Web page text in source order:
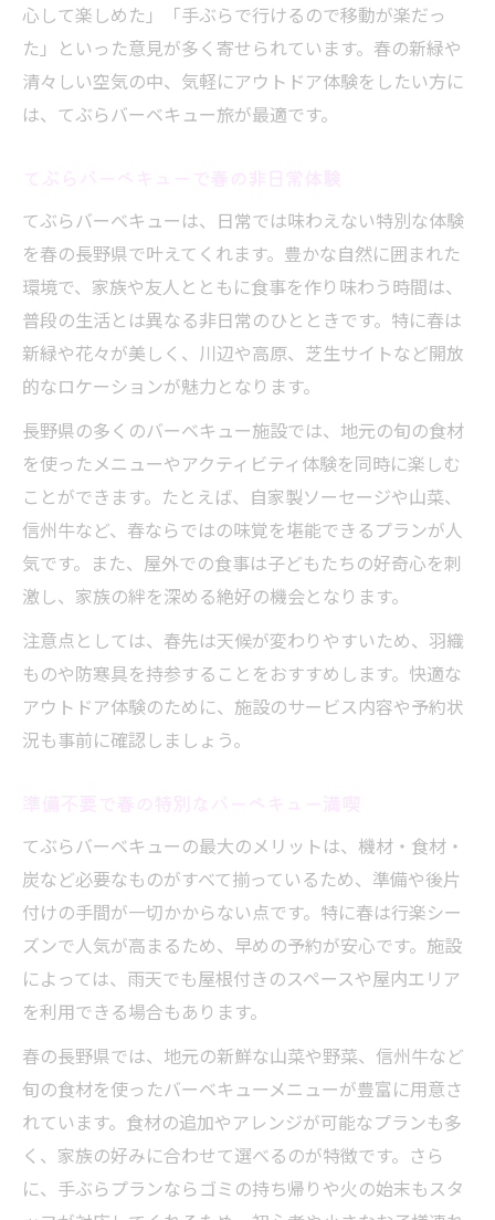
心して楽しめた」「手ぶらで行けるので移動が楽だっ
た」といった意見が多く寄せられています。春の新緑や
清々しい空気の中、気軽にアウトドア体験をしたい方に
は、てぶらバーベキュー旅が最適です。
てぶらバーベキューは、日常では味わえない特別な体験
を春の長野県で叶えてくれます。豊かな自然に囲まれた
環境で、家族や友人とともに食事を作り味わう時間は、
普段の生活とは異なる非日常のひとときです。特に春は
新緑や花々が美しく、川辺や高原、芝生サイトなど開放
的なロケーションが魅力となります。
長野県の多くのバーベキュー施設では、地元の旬の食材
を使ったメニューやアクティビティ体験を同時に楽しむ
ことができます。たとえば、自家製ソーセージや山菜、
信州牛など、春ならではの味覚を堪能できるプランが人
気です。また、屋外での食事は子どもたちの好奇心を刺
激し、家族の絆を深める絶好の機会となります。
注意点としては、春先は天候が変わりやすいため、羽織
ものや防寒具を持参することをおすすめします。快適な
アウトドア体験のために、施設のサービス内容や予約状
況も事前に確認しましょう。
てぶらバーベキューの最大のメリットは、機材・食材・
炭など必要なものがすべて揃っているため、準備や後片
付けの手間が一切かからない点です。特に春は行楽シー
ズンで人気が高まるため、早めの予約が安心です。施設
によっては、雨天でも屋根付きのスペースや屋内エリア
を利用できる場合もあります。
春の長野県では、地元の新鮮な山菜や野菜、信州牛など
旬の食材を使ったバーベキューメニューが豊富に用意さ
れています。食材の追加やアレンジが可能なプランも多
く、家族の好みに合わせて選べるのが特徴です。さら
に、手ぶらプランならゴミの持ち帰りや火の始末もスタ